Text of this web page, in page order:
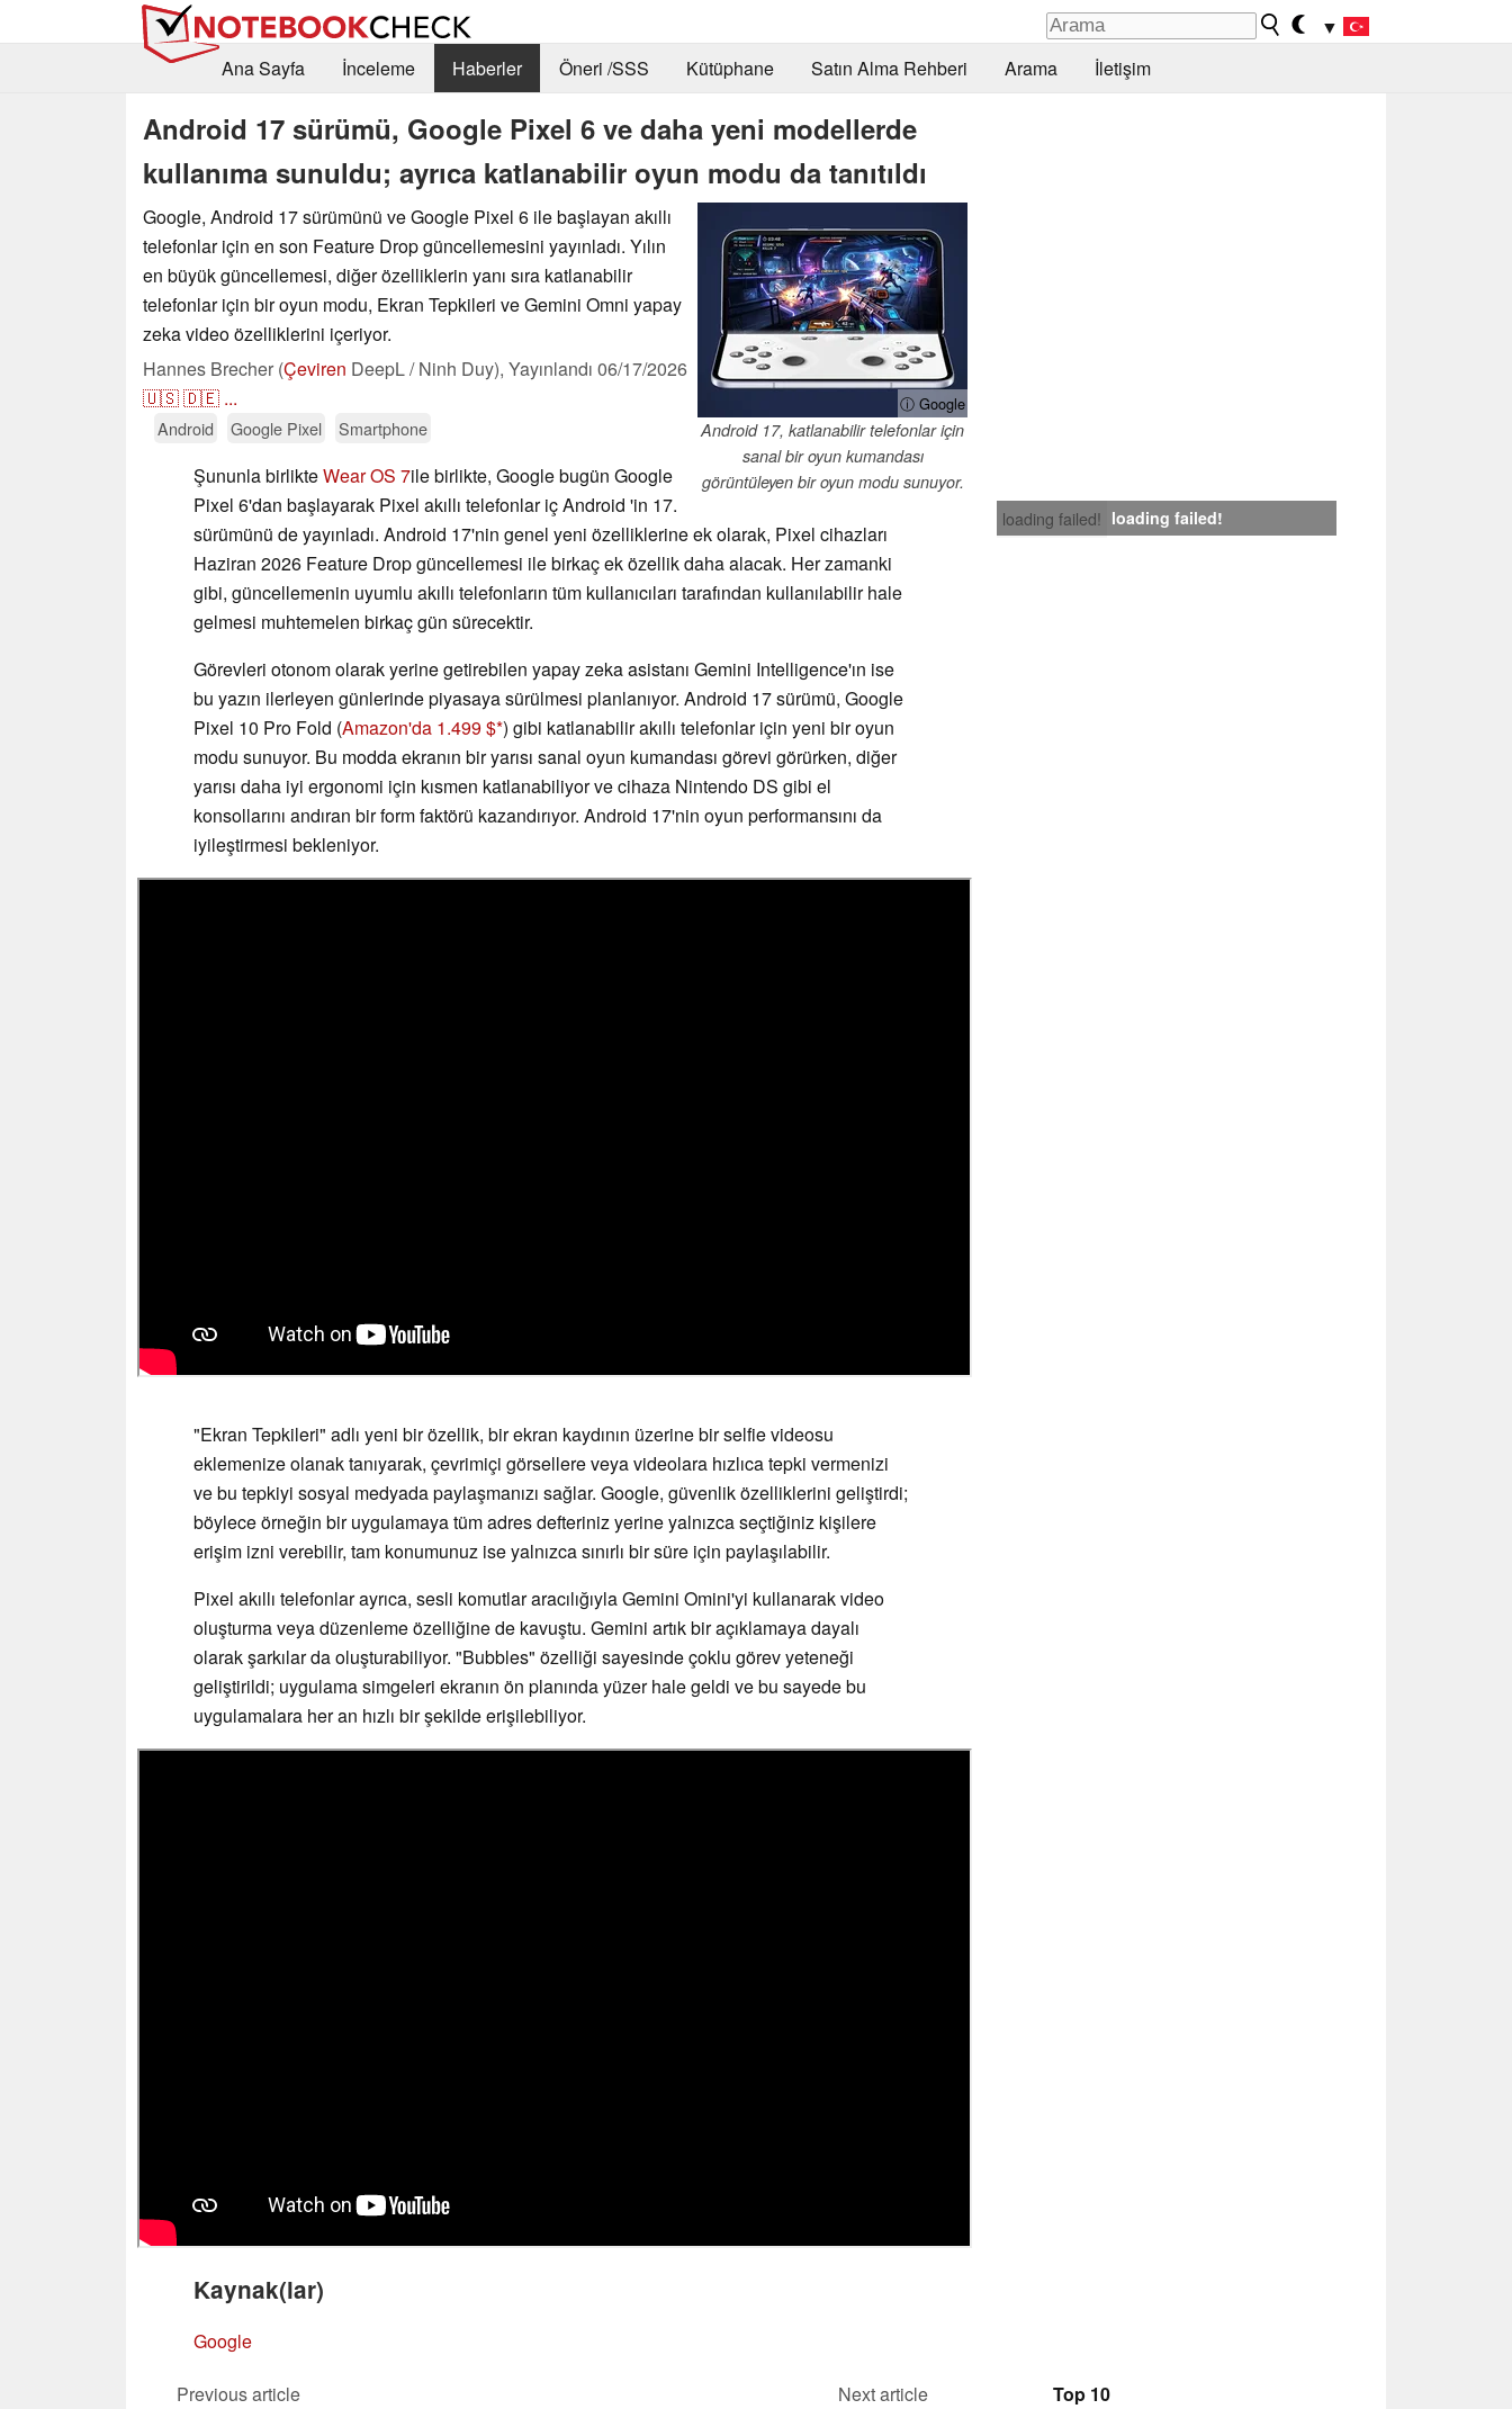
▼
Ana Sayfa
İnceleme Haberler Öneri /SSS Kütüphane Satın Alma Rehberi Arama İletişim
Android 17 sürümü, Google Pixel 6 ve daha yeni modellerde
kullanıma sunuldu; ayrıca katlanabilir oyun modu da tanıtıldı
ⓘ Google
Android 17, katlanabilir telefonlar için
sanal bir oyun kumandası
görüntüleyen bir oyun modu sunuyor.
Google, Android 17 sürümünü ve Google Pixel 6 ile başlayan akıllı
telefonlar için en son Feature Drop güncellemesini yayınladı. Yılın
en büyük güncellemesi, diğer özelliklerin yanı sıra katlanabilir
telefonlar için bir oyun modu, Ekran Tepkileri ve Gemini Omni yapay
zeka video özelliklerini içeriyor.
Hannes Brecher (Çeviren DeepL / Ninh Duy), Yayınlandı 06/17/2026
🇺🇸🇩🇪 ...
Android Google Pixel Smartphone
loading failed! loading failed!
Şununla birlikteWear OS 7ile birlikte, Google bugün Google
Pixel 6'dan başlayarak Pixel akıllı telefonlar iç Android 'in 17.
sürümünü de yayınladı. Android 17'nin genel yeni özelliklerine ek olarak, Pixel cihazları
Haziran 2026 Feature Drop güncellemesi ile birkaç ek özellik daha alacak. Her zamanki
gibi, güncellemenin uyumlu akıllı telefonların tüm kullanıcıları tarafından kullanılabilir hale
gelmesi muhtemelen birkaç gün sürecektir.
Görevleri otonom olarak yerine getirebilen yapay zeka asistanı Gemini Intelligence'ın ise
bu yazın ilerleyen günlerinde piyasaya sürülmesi planlanıyor. Android 17 sürümü, Google
Pixel 10 Pro Fold (Amazon'da 1.499 $ ) gibi katlanabilir akıllı telefonlar için yeni bir oyun
modu sunuyor. Bu modda ekranın bir yarısı sanal oyun kumandası görevi görürken, diğer
yarısı daha iyi ergonomi için kısmen katlanabiliyor ve cihaza Nintendo DS gibi el
konsollarını andıran bir form faktörü kazandırıyor. Android 17'nin oyun performansını da
iyileştirmesi bekleniyor.
"Ekran Tepkileri" adlı yeni bir özellik, bir ekran kaydının üzerine bir selfie videosu
eklemenize olanak tanıyarak, çevrimiçi görsellere veya videolara hızlıca tepki vermenizi
ve bu tepkiyi sosyal medyada paylaşmanızı sağlar. Google, güvenlik özelliklerini geliştirdi;
böylece örneğin bir uygulamaya tüm adres defteriniz yerine yalnızca seçtiğiniz kişilere
erişim izni verebilir, tam konumunuz ise yalnızca sınırlı bir süre için paylaşılabilir.
Pixel akıllı telefonlar ayrıca, sesli komutlar aracılığıyla Gemini Omini'yi kullanarak video
oluşturma veya düzenleme özelliğine de kavuştu. Gemini artık bir açıklamaya dayalı
olarak şarkılar da oluşturabiliyor. "Bubbles" özelliği sayesinde çoklu görev yeteneği
geliştirildi; uygulama simgeleri ekranın ön planında yüzer hale geldi ve bu sayede bu
uygulamalara her an hızlı bir şekilde erişilebiliyor.
Kaynak(lar)
Google
Top 10
Previous article
Next article